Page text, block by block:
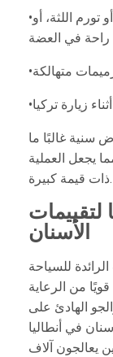
•يعانون من حساسية الأسنان، أو تغير لونها، أو تورم اللثة، أو
في العضة
متهالكة
زيارة تركيا
سنية غالبًا ما
يجعل العملية
ذات قيمة كبيرة.
لتقييمات
الأسنان
للسياحة
من الرعاية
الهادئ على
في أنطاليا
يعالجون آلاف